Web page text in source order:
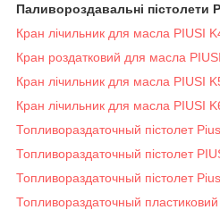
Паливороздавальні пістолети
Кран лічильник для масла PIUSI
Кран роздатковий для масла
Кран лічильник для масла PIUSI
Кран лічильник для масла PIUSI
Топливораздаточный пістолет
Топливораздаточный пістолет
Топливораздаточный пістолет
Топливораздаточный